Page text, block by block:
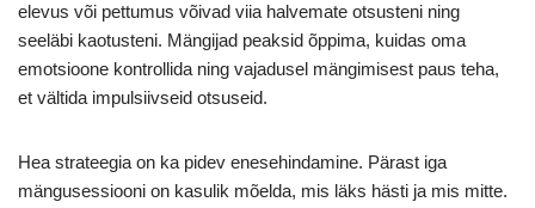
elevus või pettumus võivad viia halvemate otsusteni ning
seeläbi kaotusteni. Mängijad peaksid õppima, kuidas oma
emotsioone kontrollida ning vajadusel mängimisest paus teha,
et vältida impulsiivseid otsuseid.
Hea strateegia on ka pidev enesehindamine. Pärast iga
mängusessiooni on kasulik mõelda, mis läks hästi ja mis mitte.